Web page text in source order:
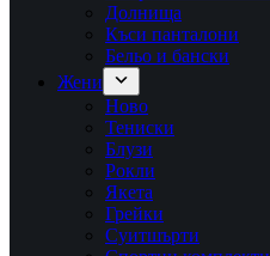
Долнища
Къси панталони
Бельо и бански
Жени
Ново
Тениски
Блузи
Рокли
Якета
Грейки
Суитшърти